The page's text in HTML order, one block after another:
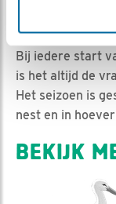
Jan-Willem BDL
Vind ik leuk|
Bij iedere start
is het altijd de
Het seizoen is
nest en in
BEKIJK